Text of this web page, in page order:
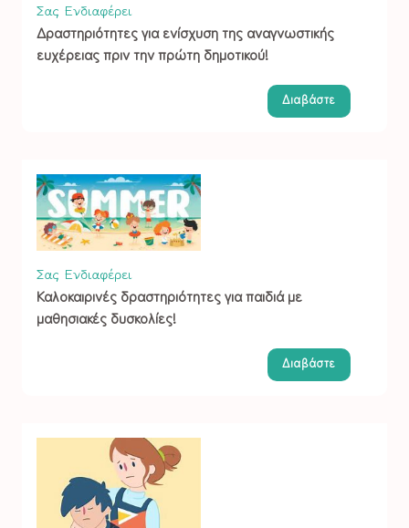
Σας Ενδιαφέρει
Δραστηριότητες για ενίσχυση της αναγνωστικής
ευχέρειας πριν την πρώτη δημοτικού!
Διαβάστε
Σας Ενδιαφέρει
Καλοκαιρινές δραστηριότητες για παιδιά με
μαθησιακές δυσκολίες!
Διαβάστε